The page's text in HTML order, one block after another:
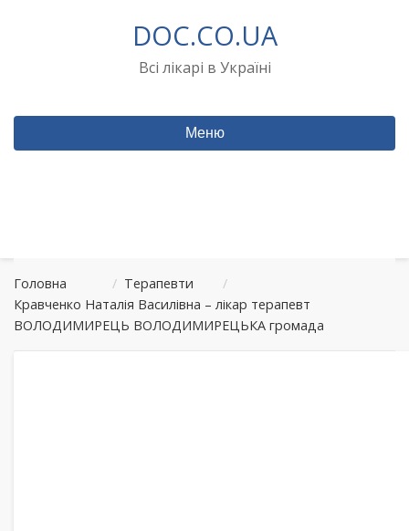
DOC.CO.UA
Всі лікарі в Україні
Меню
Головна / Терапевти
/
Кравченко Наталія Василівна – лікар терапевт
ВОЛОДИМИРЕЦЬ ВОЛОДИМИРЕЦЬКА громада